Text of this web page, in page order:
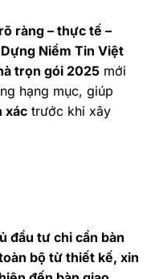
rõ ràng – thực tế –
Niềm Tin Việt
trọn gói 2025 mới
hạng mục, giúp
xác trước khi xây
đầu tư chỉ cần bàn
bộ từ thiết kế, xin